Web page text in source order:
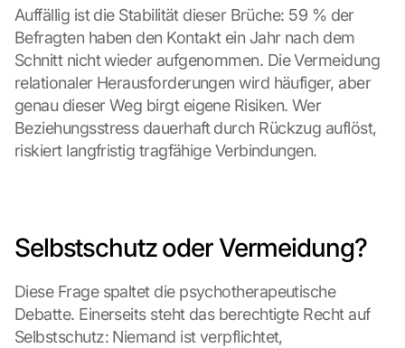
Auffällig ist die Stabilität dieser Brüche: 59 % der
Befragten haben den Kontakt ein Jahr nach dem
Schnitt nicht wieder aufgenommen. Die Vermeidung
relationaler Herausforderungen wird häufiger, aber
genau dieser Weg birgt eigene Risiken. Wer
Beziehungsstress dauerhaft durch Rückzug auflöst,
riskiert langfristig tragfähige Verbindungen.
Selbstschutz oder Vermeidung?
Diese Frage spaltet die psychotherapeutische
Debatte. Einerseits steht das berechtigte Recht auf
Selbstschutz: Niemand ist verpflichtet,